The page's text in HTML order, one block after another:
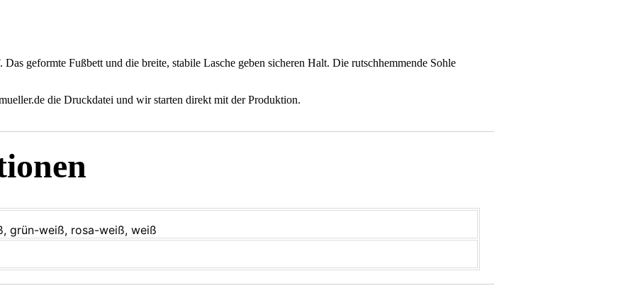
geformte Fußbett und die breite, stabile Lasche geben sicheren Halt. Die rutschhemmende Sohle
die Druckdatei und wir starten direkt mit der Produktion.
grün-weiß, rosa-weiß, weiß